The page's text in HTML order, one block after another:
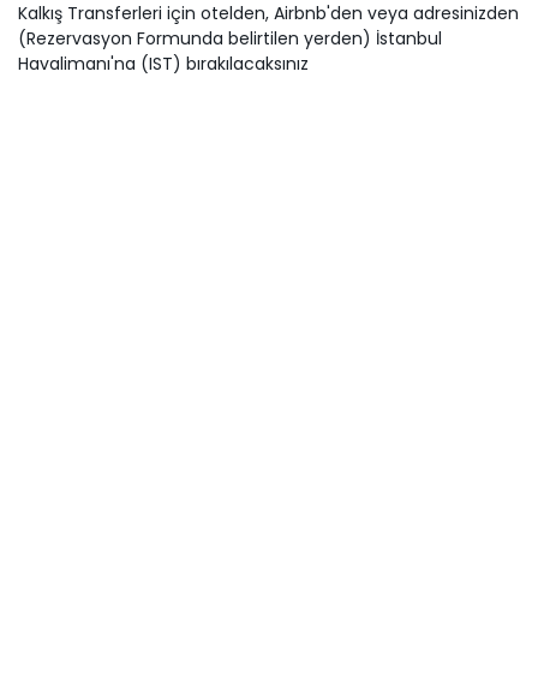
Kalkış Transferleri için otelden, Airbnb'den veya adresinizden
(Rezervasyon Formunda belirtilen yerden) İstanbul
Havalimanı'na (IST) bırakılacaksınız